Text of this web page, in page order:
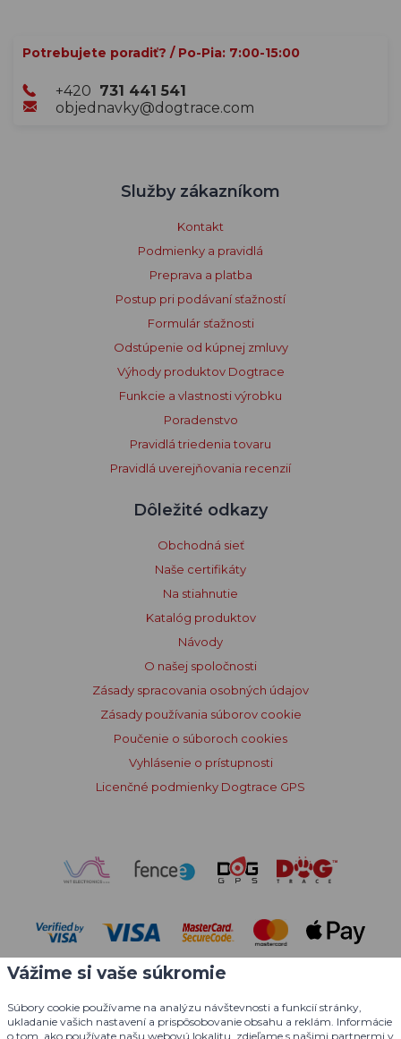
Potrebujete poradiť? / Po-Pia: 7:00-15:00
+420 731 441 541
objednavky@dogtrace.com
Služby zákazníkom
Kontakt
Podmienky a pravidlá
Preprava a platba
Postup pri podávaní sťažností
Formulár sťažnosti
Odstúpenie od kúpnej zmluvy
Výhody produktov Dogtrace
Funkcie a vlastnosti výrobku
Poradenstvo
Pravidlá triedenia tovaru
Pravidlá uverejňovania recenzií
Dôležité odkazy
Obchodná sieť
Naše certifikáty
Na stiahnutie
Katalóg produktov
Návody
O našej spoločnosti
Zásady spracovania osobných údajov
Zásady používania súborov cookie
Poučenie o súboroch cookies
Vyhlásenie o prístupnosti
Licenčné podmienky Dogtrace GPS
Vážime si vaše súkromie
Súbory cookie používame na analýzu návštevnosti a funkcií stránky,
ukladanie vašich nastavení a prispôsobovanie obsahu a reklám. Informácie
o tom, ako používate našu webovú lokalitu, zdieľame s našimi partnermi v